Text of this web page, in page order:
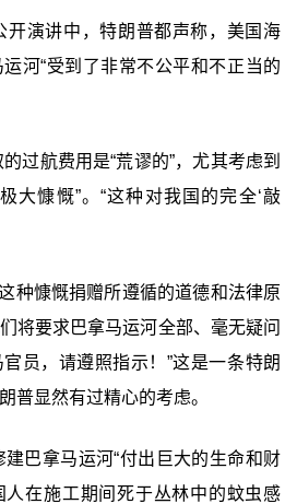
开演讲中，特朗普都声称，美国海
河“受到了非常不公平和不正当的
过航费用是“荒谬的”，尤其考虑到
大慷慨”。“这种对我国的完全‘敲
种慷慨捐赠所遵循的道德和法律原
将要求巴拿马运河全部、毫无疑问
员，请遵照指示！”这是一条特朗
普显然有过精心的考虑。
巴拿马运河“付出巨大的生命和财
人在施工期间死于丛林中的蚊虫感